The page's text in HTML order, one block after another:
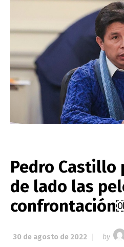
Pedro Castillo
de lado las
30 de agosto de 2022 by